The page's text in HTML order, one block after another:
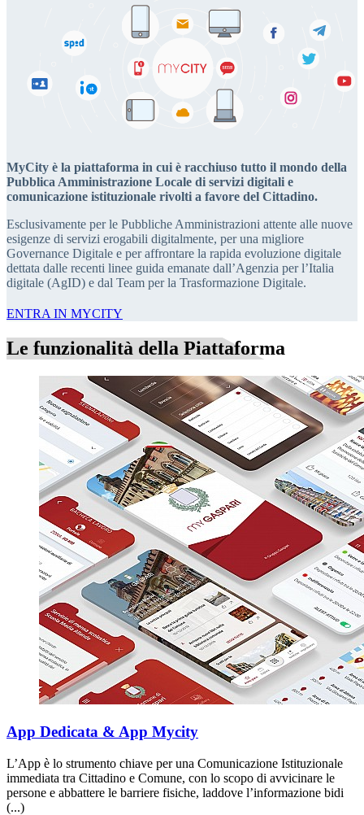
MyCity è la piattaforma in cui è racchiuso tutto il mondo della
Pubblica Amministrazione Locale di servizi digitali e
comunicazione istituzionale rivolti a favore del Cittadino.
Esclusivamente per le Pubbliche Amministrazioni attente alle nuove
esigenze di servizi erogabili digitalmente, per una migliore
Governance Digitale e per affrontare la rapida evoluzione digitale
dettata dalle recenti linee guida emanate dall’Agenzia per l’Italia
digitale (AgID) e dal Team per la Trasformazione Digitale.
ENTRA IN MYCITY
Le funzionalità della Piattaforma
App Dedicata & App Mycity
L’App è lo strumento chiave per una Comunicazione Istituzionale
immediata tra Cittadino e Comune, con lo scopo di avvicinare le
persone e abbattere le barriere fisiche, laddove l’informazione bidi
(...)